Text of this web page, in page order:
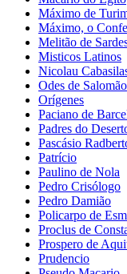
Máximo de
Máximo, o
Melitão de
Misticos Latinos
Nicolau
Odes de Salomão
Orígenes
Paciano de
Padres do
Pascásio
Patrício
Paulino de Nola
Pedro Crisólogo
Pedro Damião
Policarpo de
Proclus de
Prospero de
Prudencio